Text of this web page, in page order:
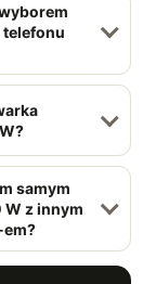
telefonu
samym
W z innym
em?